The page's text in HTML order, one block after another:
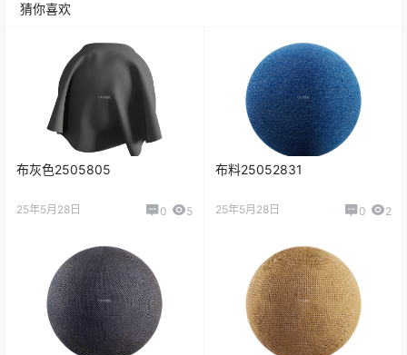
猜你喜欢
布灰色2505805
25年5月28日 0 5
布料25052831
25年5月28日 0 2